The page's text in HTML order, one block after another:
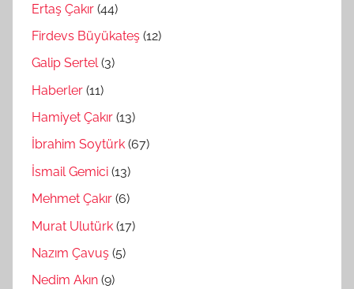
Ertaş Çakır (44)
Firdevs Büyükateş (12)
Galip Sertel(3)
Haberler (11)
Hamiyet Çakır (13)
İbrahim Soytürk (67)
İsmail Gemici (13)
Mehmet Çakır (6)
Murat Ulutürk (17)
Nazım Çavuş (5)
Nedim Akın (9)